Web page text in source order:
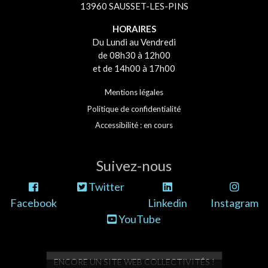
13960 SAUSSET-LES-PINS
HORAIRES
Du Lundi au Vendredi
de 08h30 à 12h00
et de 14h00 à 17h00
Mentions légales
Politique de confidentialité
Accessibilité : en cours
Suivez-nous
Facebook
Twitter
Linkedin
Instagram
YouTube
ENCORE UN SITE WEB COLLECTIVITÉS !